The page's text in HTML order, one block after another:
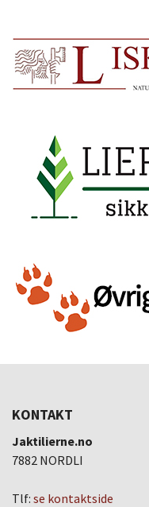
KONTAKT
Jaktilierne.no
7882 NORDLI
Tlf: se kontaktside